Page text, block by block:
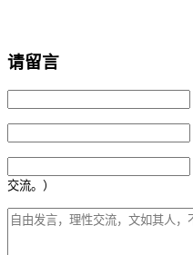
请留言
交流。）